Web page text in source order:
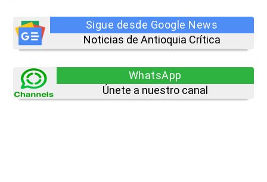
Sigue desde Google News
Noticias de Antioquia Crítica
WhatsApp
Únete a nuestro canal